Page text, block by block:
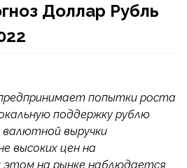
Доллар Рубль
попытки роста
поддержку рублю
выручки
высоких цен на
этом на рынке наблюдается